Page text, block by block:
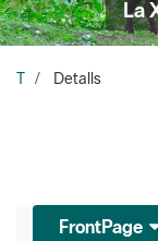
La
T Detalls
FrontPage